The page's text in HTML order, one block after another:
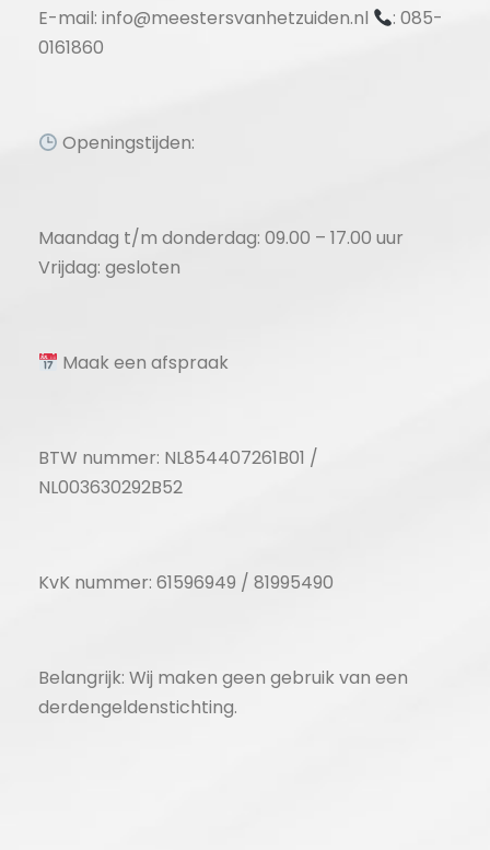
E-mail: info@meestersvanhetzuiden.nl
: 085-
0161860
Openingstijden:
Maandag t/m donderdag: 09.00 – 17.00 uur
Vrijdag: gesloten
Maak een afspraak
BTW nummer: NL854407261B01 /
NL003630292B52
KvK nummer: 61596949 / 81995490
Belangrijk: Wij maken geen gebruik van een
derdengeldenstichting.